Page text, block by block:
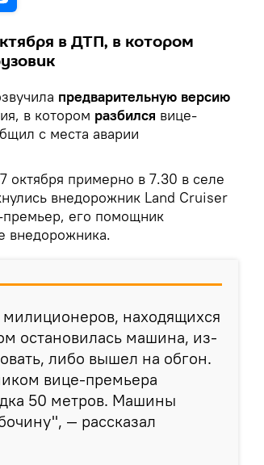
в ДТП, в котором
предварительную версию
в котором разбился вице-
с места аварии
7 октября примерно в 7.30 в селе
внедорожник Land Cruiser
премьер, его помощник
внедорожника.
находящихся
остановилась машина, из-
либо вышел на обгон.
вице-премьера
50 метров. Машины
— рассказал